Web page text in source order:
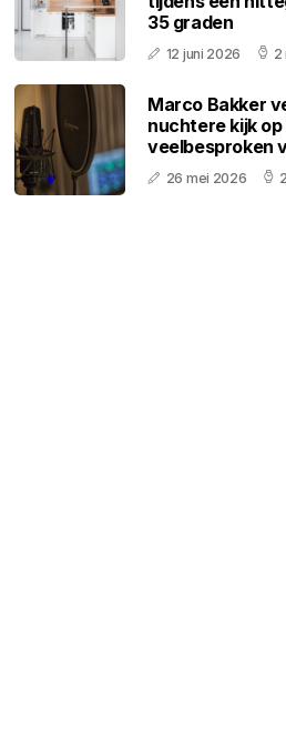
35 graden
12 juni 2026 2
Marco Bakker
nuchtere kijk op
veelbesproken
26 mei 2026